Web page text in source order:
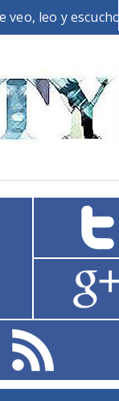
veo, leo y escucho